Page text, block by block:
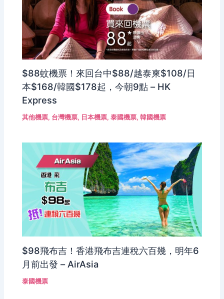
$88蚊機票！來回台中$88/越泰柬$108/日
本$168/韓國$178起，今朝9點 – HK
Express
其他機票, 台灣機票, 日本機票,泰國機票,韓國機票
$98飛布吉！香港飛布吉連稅六百幾，明年6
月前出發 – AirAsia
泰國機票